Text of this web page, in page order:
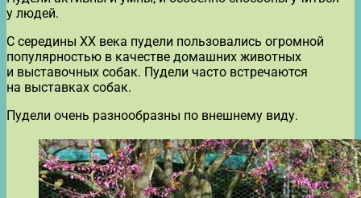
у людей.
С середины XX века пудели пользовались огромной
популярностью в качестве домашних животных
и выставочных собак. Пудели часто встречаются
на выставках собак.
Пудели очень разнообразны по внешнему виду.